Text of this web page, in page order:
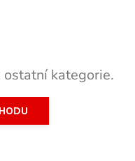
kategorie.